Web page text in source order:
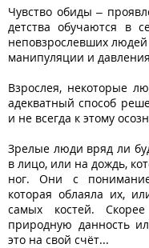
Чувство обиды –
детства обучаются в
неповзрослевших
манипуляции и
Взрослея, некоторые
адекватный способ
и не всегда к этому
Зрелые люди вряд ли
в лицо, или на дождь,
ног. Они с
которая облаяла их,
самых костей.
природную данность
это на свой счёт...